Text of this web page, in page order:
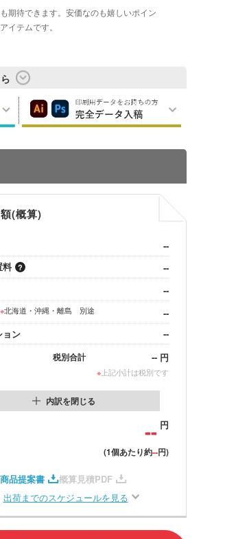
期待できます。安価なのも嬉しいポイン
イテムです。
(概算)
--
料
--
--
※北海道・沖縄・離島 別途
--
ョン
--
税別合計 -- 円
※ 上記小計は税別です
内訳を閉じる
-- 円
(1個あたり約--円)
商品提案書
概算見積PDF
出荷までのスケジュールを見る